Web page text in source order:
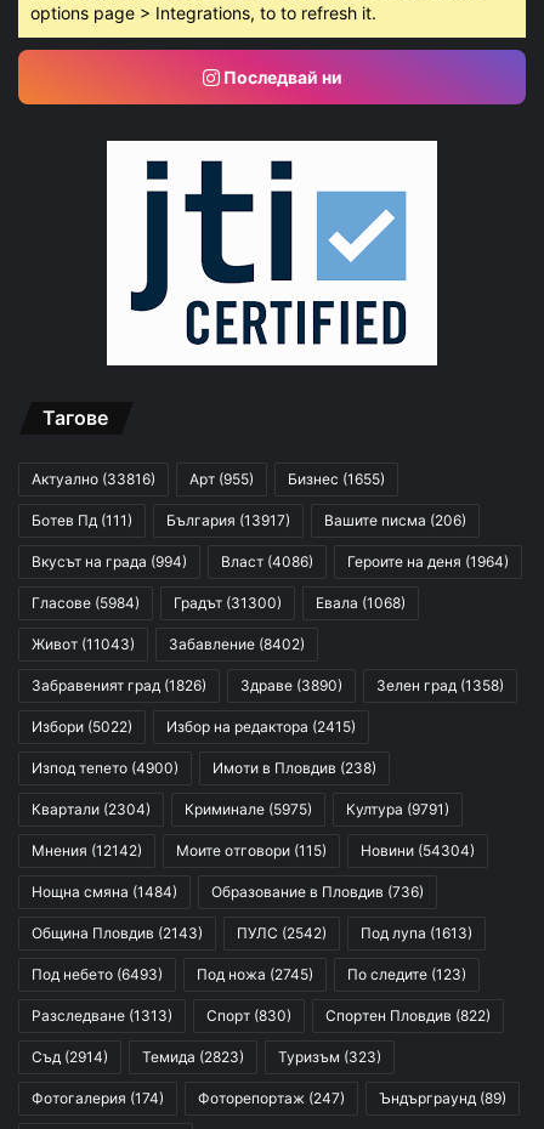
options page > Integrations, to to refresh it.
Последвай ни
Тагове
Актуално (33816) Арт (955) Бизнес (1655)
Ботев Пд (111) България (13917) Вашите писма (206)
Вкусът на града (994) Власт (4086) Героите на деня (1964)
Гласове (5984) Градът (31300) Евала (1068)
Живот (11043) Забавление (8402)
Забравеният град (1826) Здраве (3890) Зелен град (1358)
Избори (5022) Избор на редактора (2415)
Изпод тепето (4900) Имоти в Пловдив (238)
Квартали (2304) Криминале (5975) Култура (9791)
Мнения (12142) Моите отговори (115) Новини (54304)
Нощна смяна (1484) Образование в Пловдив (736)
Община Пловдив (2143) ПУЛС (2542) Под лупа (1613)
Под небето (6493) Под ножа (2745) По следите (123)
Разследване (1313) Спорт (830) Спортен Пловдив (822)
Съд (2914) Темида (2823) Туризъм (323)
Фотогалерия (174) Фоторепортаж (247) Ъндърграунд (89)